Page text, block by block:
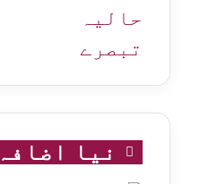
حالیہ
تبصرے
نیا اضافہ